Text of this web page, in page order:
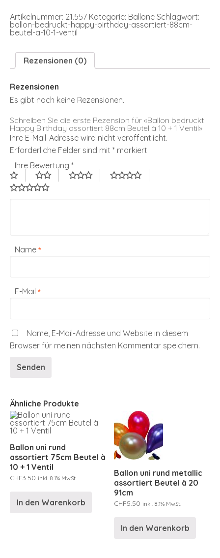
Beutel
à
10
Ventil
Menge
Artikelnummer: 21.557 Kategorie: Ballone Schlagwort:
ballon-bedruckt-happy-birthday-assortiert-88cm-
beutel-a-10-1-ventil
Rezensionen (0)
Rezensionen
Es gibt noch keine Rezensionen.
Schreiben Sie die erste Rezension für «Ballon bedruckt
Happy Birthday assortiert 88cm Beutel à 10 + 1 Ventil»
Ihre E-Mail-Adresse wird nicht veröffentlicht.
Erforderliche Felder sind mit * markiert
Ihre Bewertung *
Name *
E-Mail *
Name, E-Mail-Adresse und Website in diesem
Browser für meinen nächsten Kommentar speichern.
Ähnliche Produkte
Ballon uni rund
assortiert 75cm Beutel à
10 + 1 Ventil
CHF3.50 inkl. 8.1% MwSt.
In den Warenkorb
Ballon uni rund metallic
assortiert Beutel à 20
91cm
CHF5.50 inkl. 8.1% MwSt.
In den Warenkorb